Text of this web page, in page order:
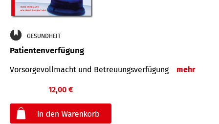
GESUNDHEIT
Patientenverfügung
Vorsorgevollmacht und Betreuungsverfügung mehr
12,00 €